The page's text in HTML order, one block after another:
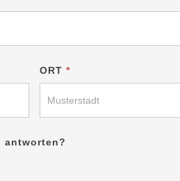
ORT *
antworten?